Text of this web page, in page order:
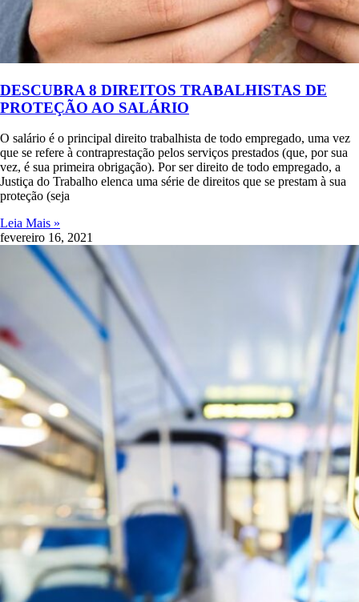
DESCUBRA 8 DIREITOS TRABALHISTAS DE
PROTEÇÃO AO SALÁRIO
O salário é o principal direito trabalhista de todo empregado, uma vez
que se refere à contraprestação pelos serviços prestados (que, por sua
vez, é sua primeira obrigação). Por ser direito de todo empregado, a
Justiça do Trabalho elenca uma série de direitos que se prestam à sua
proteção (seja
Leia Mais »
fevereiro 16, 2021